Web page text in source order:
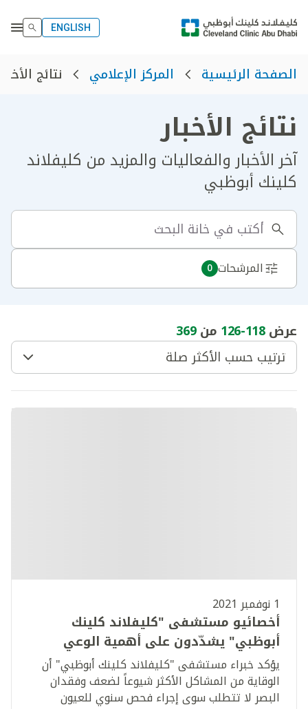
ENGLISH
الصفحة الرئيسية المركز الإعلامي نتائج
نتائج الأخبار
آخر الأخبار والفعاليات والمزيد من كليفلاند
كلينك أبوظبي
المرشحات 0
عرض118
-
126 من369
ترتيب حسب الأكثر صلة
1 نوفمبر 2021
أخصائيو مستشفى "كليفلاند كلينك
أبوظبي" يشدّدون على أهمية الوعي
والفحوصات السنوية الشاملة في الوقاية
من الأمراض الشائعة للعيون
يؤكد خبراء مستشفى "كليفلاند كلينك أبوظبي" أن
الوقاية من المشاكل الأكثر شيوعاً لضعف وفقدان
البصر لا تتطلب سوى إجراء فحص سنوي للعيون